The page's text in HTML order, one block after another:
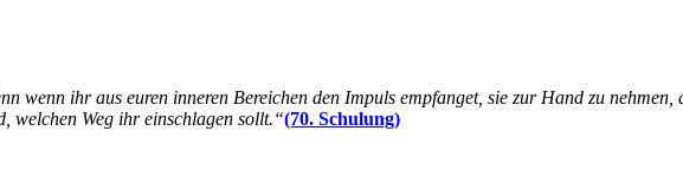
wenn ihr aus euren inneren Bereichen den Impuls empfanget, sie zur Hand zu
welchen Weg ihr einschlagen sollt.“(70. Schulung)